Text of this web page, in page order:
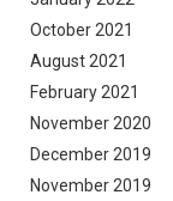
October 2021
August 2021
February 2021
November 2020
December 2019
November 2019